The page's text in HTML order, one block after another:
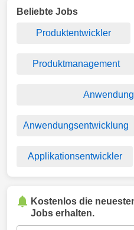
Beliebte Jobs
Produktentwickler
Produktmanagement
Anwendungsentwicklung
Applikationsentwickler
Kostenlos die
Jobs erhalten.